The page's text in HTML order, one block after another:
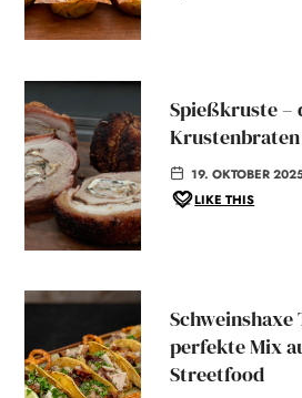
Spießkruste –
19. OKTOBER
LIKE THIS
Schweinshaxe
perfekte Mix
Streetfood